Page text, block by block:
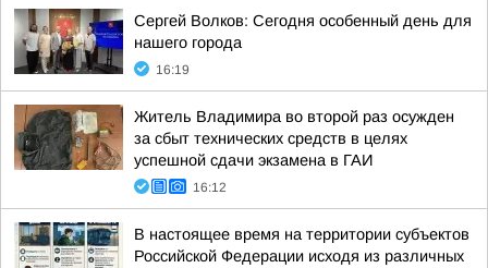
Сергей Волков: Сегодня особенный день для
нашего города
16:19
Житель Владимира во второй раз осужден
за сбыт технических средств в целях
успешной сдачи экзамена в ГАИ
16:12
В настоящее время на территории субъектов
Российской Федерации исходя из различных